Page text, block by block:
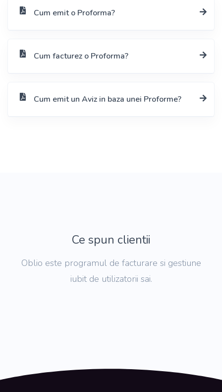
Cum emit o Proforma?
Cum facturez o Proforma?
Cum emit un Aviz in baza unei Proforme?
Ce spun clientii
Oblio este programul de facturare si gestiune
iubit de utilizatorii sai.